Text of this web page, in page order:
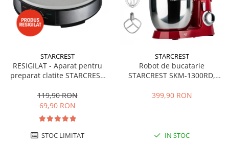
STARCREST
RESIGILAT - Aparat pentru
preparat clatite STARCREST
invelis ceramic antiaderent,
30 cm, Inox / Negru
119,90 RON
69,90 RON
STOC LIMITAT
STARCREST
Robot de bucatarie
STARCREST SKM-1300RD,
Accesorii, 10 Viteze + Pulse,
399,90 RON
IN STOC